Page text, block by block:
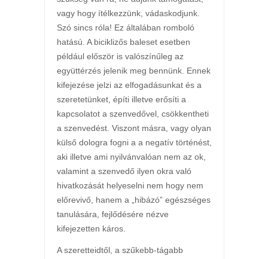
vagy hogy ítélkezzünk, vádaskodjunk.
Szó sincs róla! Ez általában romboló
hatású. A biciklizős baleset esetben
például először is valószínűleg az
együttérzés jelenik meg bennünk. Ennek
kifejezése jelzi az elfogadásunkat és a
szeretetünket, építi illetve erősíti a
kapcsolatot a szenvedővel, csökkentheti
a szenvedést. Viszont másra, vagy olyan
külső dologra fogni a a negatív történést,
aki illetve ami nyilvánvalóan nem az ok,
valamint a szenvedő ilyen okra való
hivatkozását helyeselni nem hogy nem
előrevivő, hanem a „hibázó” egészséges
tanulására, fejlődésére nézve
kifejezetten káros.
A szeretteidtől, a szűkebb-tágabb